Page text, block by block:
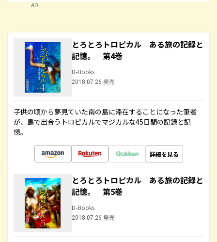
AD
とろとろトロピカル ある旅の記録と
記憶。 第4巻
D-Books
2018.07.26 発売
子供の頃から夢見ていた南の島に滞在することになった筆者
が、島で出合うトロピカルでマジカルな45日間の記録と記
憶。
詳細を見る
とろとろトロピカル ある旅の記録と
記憶。 第5巻
D-Books
2018.07.26 発売